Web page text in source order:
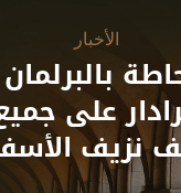
الأخبار
على
نزيف